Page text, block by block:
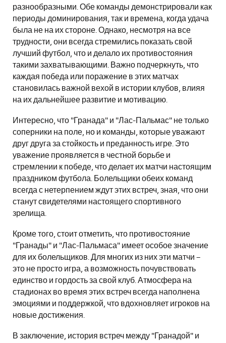
разнообразными. Обе команды демонстрировали как
периоды доминирования, так и времена, когда удача
была не на их стороне. Однако, несмотря на все
трудности, они всегда стремились показать свой
лучший футбол, что и делало их противостояния
такими захватывающими. Важно подчеркнуть, что
каждая победа или поражение в этих матчах
становилась важной вехой в истории клубов, влияя
на их дальнейшее развитие и мотивацию.
Интересно, что "Гранада" и "Лас-Пальмас" не только
соперники на поле, но и команды, которые уважают
друг друга за стойкость и преданность игре. Это
уважение проявляется в честной борьбе и
стремлении к победе, что делает их матчи настоящим
праздником футбола. Болельщики обеих команд
всегда с нетерпением ждут этих встреч, зная, что они
станут свидетелями настоящего спортивного
зрелища.
Кроме того, стоит отметить, что противостояние
"Гранады" и "Лас-Пальмаса" имеет особое значение
для их болельщиков. Для многих из них эти матчи –
это не просто игра, а возможность почувствовать
единство и гордость за свой клуб. Атмосфера на
стадионах во время этих встреч всегда наполнена
эмоциями и поддержкой, что вдохновляет игроков на
новые достижения.
В заключение, история встреч между "Гранадой" и